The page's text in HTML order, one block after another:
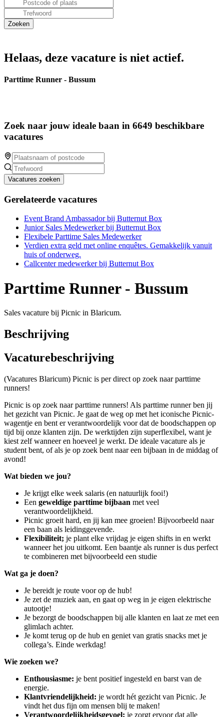
Helaas, deze vacature is niet actief.
Parttime Runner - Bussum
Zoek naar jouw ideale baan in 6649 beschikbare
vacatures
Vacatures zoeken
Gerelateerde vacatures
Event Brand Ambassador bij Butternut Box
Junior Sales Medewerker bij Butternut Box
Flexibele Parttime Sales Medewerker
Verdien extra geld met online enquêtes. Gemakkelijk vanuit
huis of onderweg.
Callcenter medewerker bij Butternut Box
Parttime Runner - Bussum
Sales vacature bij Picnic in Blaricum.
Beschrijving
Vacaturebeschrijving
(Vacatures Blaricum) Picnic is per direct op zoek naar parttime
runners!
Picnic is op zoek naar parttime runners! Als parttime runner ben jij
het gezicht van Picnic. Je gaat de weg op met het iconische Picnic-
wagentje en bent er verantwoordelijk voor dat de boodschappen op
tijd bij onze klanten zijn. De werktijden zijn superflexibel, want je
kiest zelf wanneer en hoeveel je werkt. De ideale vacature als je
student bent, of als je op zoek bent naar een bijbaan in de middag of
avond!
Wat bieden we jou?
Je krijgt elke week salaris (en natuurlijk fooi!)
Een geweldige parttime bijbaan met veel
verantwoordelijkheid.
Picnic groeit hard, en jij kan mee groeien! Bijvoorbeeld naar
een baan als leidinggevende.
Flexibiliteit; je plant elke vrijdag je eigen shifts in en werkt
wanneer het jou uitkomt. Een baantje als runner is dus perfect
te combineren met bijvoorbeeld een studie
Wat ga je doen?
Je bereidt je route voor op de hub!
Je zet de muziek aan, en gaat op weg in je eigen elektrische
autootje!
Je bezorgt de boodschappen bij alle klanten en laat ze met een
glimlach achter.
Je komt terug op de hub en geniet van gratis snacks met je
collega’s. Einde werkdag!
Wie zoeken we?
Enthousiasme: je bent positief ingesteld en barst van de
energie.
Klantvriendelijkheid: je wordt hét gezicht van Picnic. Je
vindt het dus fijn om mensen blij te maken!
Verantwoordelijkheidsgevoel: je zorgt ervoor dat alle